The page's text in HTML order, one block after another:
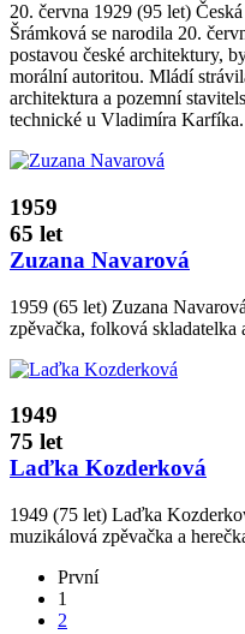
20. června 1929 (95 let)
Šrámková se narodila 20.
postavou české architektury,
morální autoritou. Mládí
architektura a pozemní
technické u Vladimíra
1959
65 let
Zuzana Navarová
1959 (65 let) Zuzana
zpěvačka, folková skladatelka
1949
75 let
Laďka Kozderková
1949 (75 let) Laďka
muzikálová zpěvačka a
První
1
2